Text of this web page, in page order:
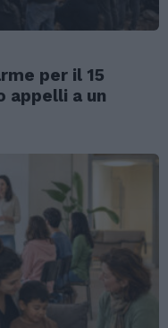
per il 15
appelli a un